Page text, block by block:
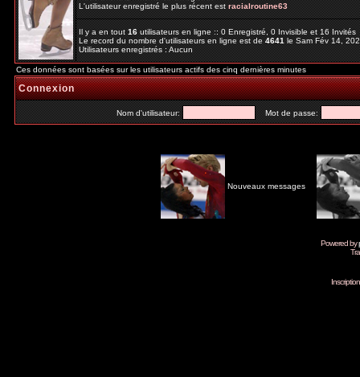
L'utilisateur enregistré le plus récent estracialroutine63
Il y a en tout16utilisateurs en ligne :: 0 Enregistré, 0 Invisible et 16
Le record du nombre d'utilisateurs en ligne est de4641le Sam Fév 14,
Utilisateurs enregistrés : Aucun
Ces données sont basées sur les utilisateurs actifs des cinq dernières minutes
Connexion
Nom d'utilisateur: Mot de passe:
Nouveaux messages
Powered by